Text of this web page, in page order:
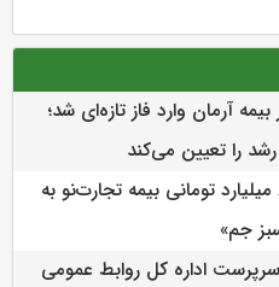
آرمان وارد فاز تازه‌ای شد؛
را تعیین می‌کند
پرداخت خسارت ۶ میلیارد تومانی بیمه تجارت‌نو به
جم»
اداره كل روابط عمومی